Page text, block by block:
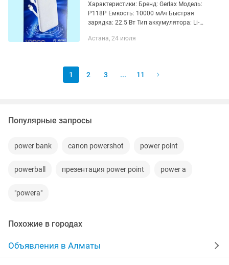
Характеристики: Бренд: Gerlax Модель:
P118P Емкость: 10000 мАч Быстрая
зарядка: 22.5 Вт Тип аккумулятора: Li-
Встроенные кабели Защита от
Астана, 24 июля
1 2 3 ... 11
Популярные запросы
power bank canon powershot power point
powerball презентация power point power a
"powera"
Похожие в городах
Объявления в Алматы